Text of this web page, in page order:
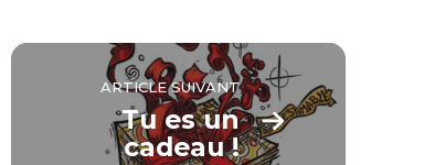
ARTICLE SUIVANT
Tu es un
cadeau !